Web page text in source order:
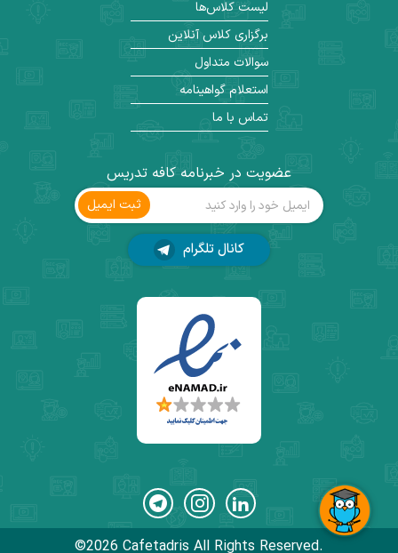
عضویت در خبرنامه کافه تدریس
ثبت ‌ایمیل
کانال تلگرام
لیست کلاس‌ها
برگزاری کلاس آنلاین
سوالات متداول
استعلام گواهینامه
تماس با ما
©2026 Cafetadris All Rights Reserved.